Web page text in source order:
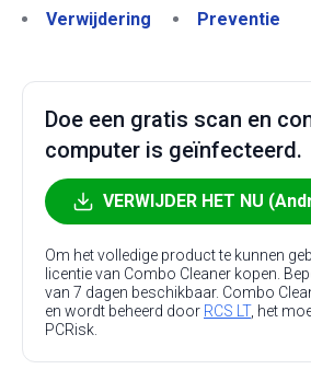
Verwijdering
Preventie
Doe een gratis scan en
computer is geïnfecteerd.
VERWIJDER HET NU
Om het volledige product te kunnen
licentie van Combo Cleaner kopen.
van 7 dagen beschikbaar. Combo
en wordt beheerd door RCS LT, het
PCRisk.